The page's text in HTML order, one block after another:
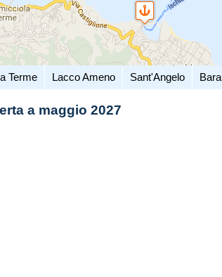
Terme Lacco Ameno Sant'Angelo
a maggio 2027